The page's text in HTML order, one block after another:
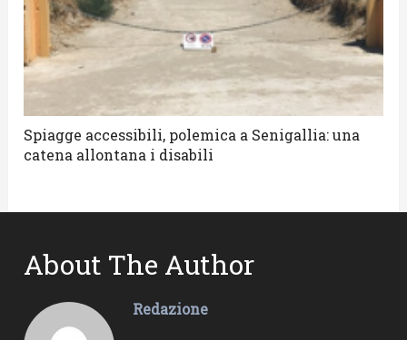
Spiagge accessibili, polemica a Senigallia: una
catena allontana i disabili
About The Author
Redazione